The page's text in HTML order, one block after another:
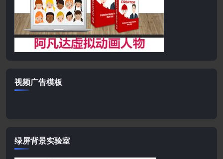
视频广告模板
绿屏背景实验室